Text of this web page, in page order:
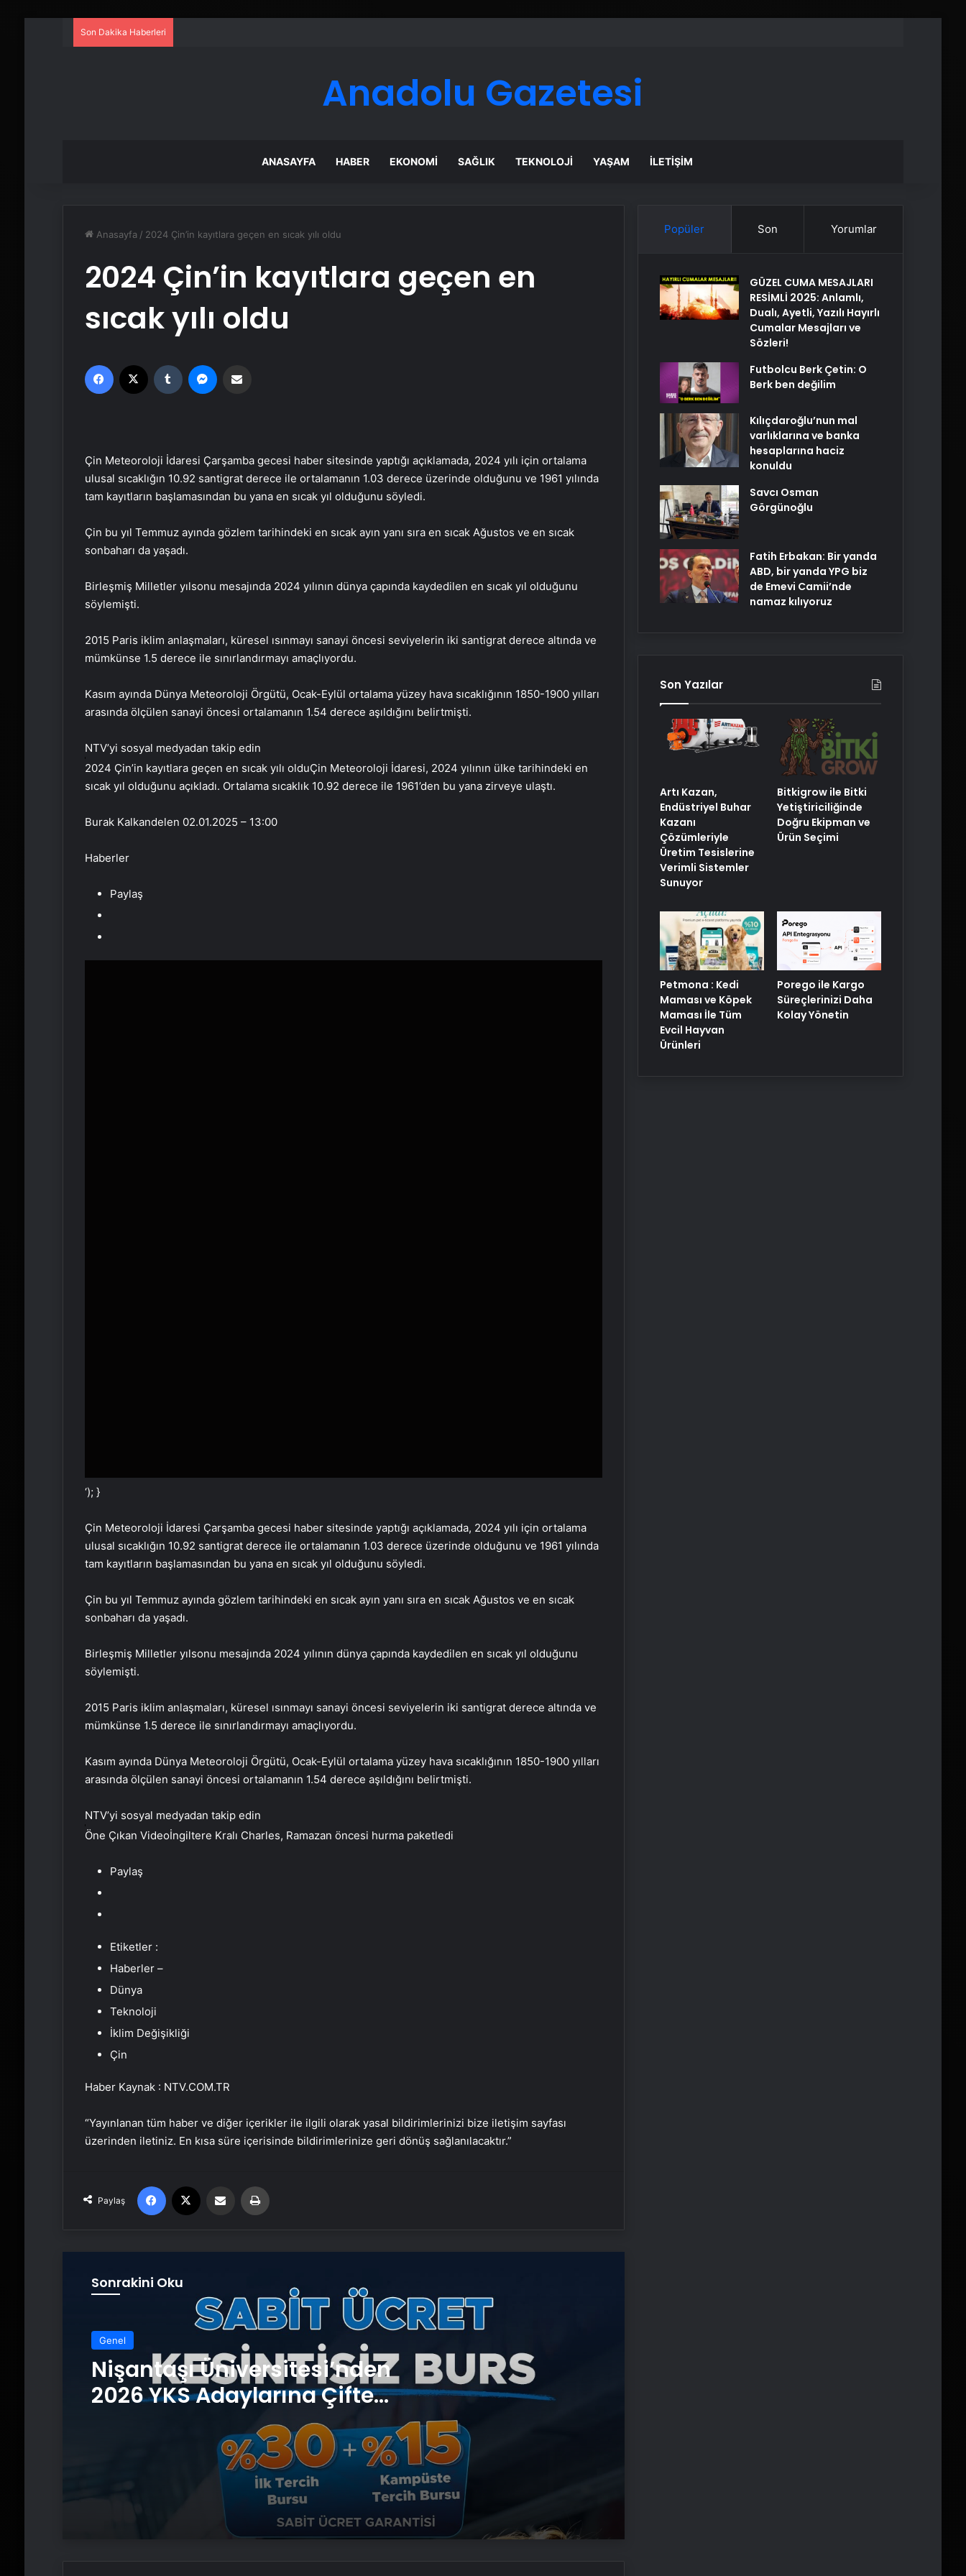
Son Dakika Haberleri
Anadolu Gazetesi
ANASAYFA HABER EKONOMI SAĞLIK TEKNOLOJI YAŞAM İLETIŞIM
Anasayfa / 2024 Çin’in kayıtlara geçen en sıcak yılı oldu
2024 Çin’in kayıtlara geçen en
sıcak yılı oldu
Facebook Tumblr
Çin Meteoroloji İdaresi Çarşamba gecesi haber sitesinde yaptığı açıklamada, 2024 yılı için ortalama
ulusal sıcaklığın 10.92 santigrat derece ile ortalamanın 1.03 derece üzerinde olduğunu ve 1961 yılında
tam kayıtların başlamasından bu yana en sıcak yıl olduğunu söyledi.
Çin bu yıl Temmuz ayında gözlem tarihindeki en sıcak ayın yanı sıra en sıcak Ağustos ve en sıcak
sonbaharı da yaşadı.
Birleşmiş Milletler yılsonu mesajında 2024 yılının dünya çapında kaydedilen en sıcak yıl olduğunu
söylemişti.
2015 Paris iklim anlaşmaları, küresel ısınmayı sanayi öncesi seviyelerin iki santigrat derece altında ve
mümkünse 1.5 derece ile sınırlandırmayı amaçlıyordu.
Kasım ayında Dünya Meteoroloji Örgütü, Ocak-Eylül ortalama yüzey hava sıcaklığının 1850-1900 yılları
arasında ölçülen sanayi öncesi ortalamanın 1.54 derece aşıldığını belirtmişti.
NTV’yi sosyal medyadan takip edin
2024 Çin’in kayıtlara geçen en sıcak yılı olduÇin Meteoroloji İdaresi, 2024 yılının ülke tarihindeki en
sıcak yıl olduğunu açıkladı. Ortalama sıcaklık 10.92 derece ile 1961’den bu yana zirveye ulaştı.
Burak Kalkandelen 02.01.2025 – 13:00
Haberler
Paylaş
‘); }
Çin Meteoroloji İdaresi Çarşamba gecesi haber sitesinde yaptığı açıklamada, 2024 yılı için ortalama
ulusal sıcaklığın 10.92 santigrat derece ile ortalamanın 1.03 derece üzerinde olduğunu ve 1961 yılında
tam kayıtların başlamasından bu yana en sıcak yıl olduğunu söyledi.
Çin bu yıl Temmuz ayında gözlem tarihindeki en sıcak ayın yanı sıra en sıcak Ağustos ve en sıcak
sonbaharı da yaşadı.
Birleşmiş Milletler yılsonu mesajında 2024 yılının dünya çapında kaydedilen en sıcak yıl olduğunu
söylemişti.
2015 Paris iklim anlaşmaları, küresel ısınmayı sanayi öncesi seviyelerin iki santigrat derece altında ve
mümkünse 1.5 derece ile sınırlandırmayı amaçlıyordu.
Kasım ayında Dünya Meteoroloji Örgütü, Ocak-Eylül ortalama yüzey hava sıcaklığının 1850-1900 yılları
arasında ölçülen sanayi öncesi ortalamanın 1.54 derece aşıldığını belirtmişti.
NTV’yi sosyal medyadan takip edin
Öne Çıkan Videoİngiltere Kralı Charles, Ramazan öncesi hurma paketledi
Paylaş
Etiketler :
Haberler –
Dünya
Teknoloji
İklim Değişikliği
Çin
Haber Kaynak : NTV.COM.TR
“Yayınlanan tüm haber ve diğer içerikler ile ilgili olarak yasal bildirimlerinizi bize iletişim sayfası
üzerinden iletiniz. En kısa süre içerisinde bildirimlerinize geri dönüş sağlanılacaktır.”
Paylaş
Facebook Email'den paylaş
Sonrakini Oku
Genel
Nişantaşı Üniversitesi’nden
2026 YKS Adaylarına Çifte
Güvence: Sabit Ücret ve
Kesintisiz Burs
Adaylarına Çifte Güvence: Sabit
Ücret ve Kesintisiz Burs
Maması İle Tüm Evcil Hayvan
Ürünleri
Porego ile Kargo Süreçlerinizi Daha
Kolay Yönetin
Sevinçler Sağlık: Trusted Hygiene
Product Manufacturer in Turkey
Esat Bey Shop ile Sosyal Medya
Hizmetlerinde Güçlü Panel
Deneyimi
Popüler Son Yorumlar
GÜZEL CUMA MESAJLARI
RESİMLİ 2025: Anlamlı,
Dualı, Ayetli, Yazılı Hayırlı
Cumalar Mesajları ve
Sözleri!
Futbolcu Berk Çetin: O
Berk ben değilim
Kılıçdaroğlu’nun mal
varlıklarına ve banka
hesaplarına haciz
konuldu
Savcı Osman
Görgünoğlu
Fatih Erbakan: Bir yanda
ABD, bir yanda YPG biz
de Emevi Camii’nde
namaz kılıyoruz
Son Yazılar
Artı Kazan,
Endüstriyel Buhar
Kazanı
Çözümleriyle
Üretim Tesislerine
Verimli Sistemler
Sunuyor
Bitkigrow ile Bitki
Yetiştiriciliğinde
Doğru Ekipman ve
Ürün Seçimi
Petmona : Kedi
Maması ve Köpek
Maması İle Tüm
Evcil Hayvan
Ürünleri
Porego ile Kargo
Süreçlerinizi Daha
Kolay Yönetin